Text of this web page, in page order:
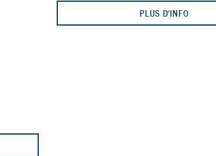
PLUS D'INFO